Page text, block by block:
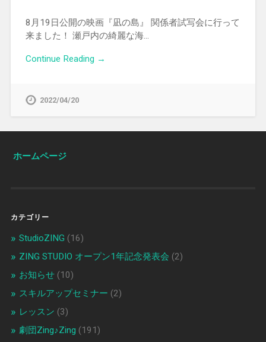
8月19日公開の映画『凪の島』 関係者試写会に行って
来ました！ 瀬戸内の綺麗な海…
Continue Reading →
2022/04/20
ホームページ
カテゴリー
StudioZING (16)
ZING STUDIO オープン1年記念発表会 (2)
お知らせ(10)
スキルアップセミナー (2)
レッスン (3)
劇団Zing♪Zing (191)